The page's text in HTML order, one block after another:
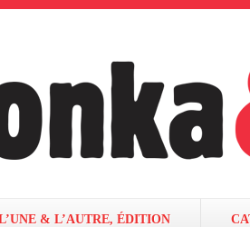
& L’AUTRE, ÉDITION